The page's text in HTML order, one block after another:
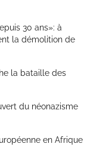
30 ans»: à
la démolition de
la bataille des
du néonazisme
en Afrique